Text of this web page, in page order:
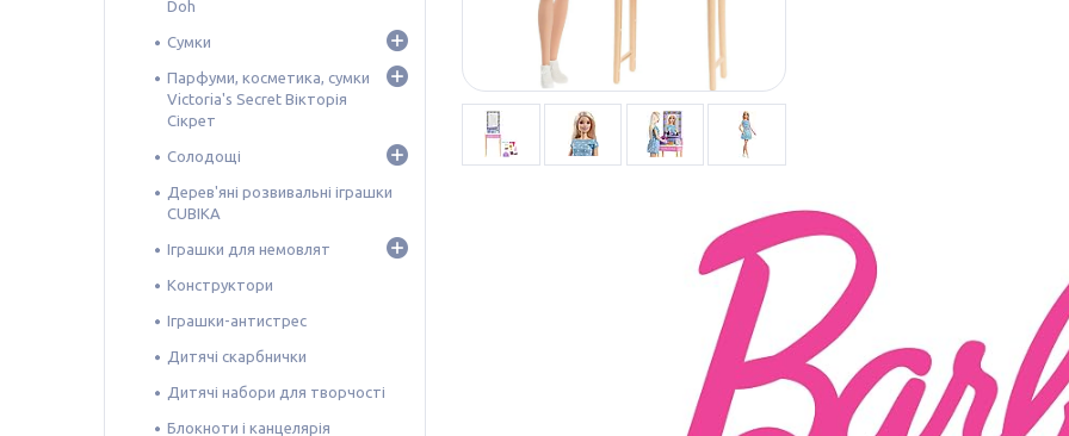
Doh
Сумки
Парфуми, косметика, сумки
Victoria's Secret Вікторія
Сікрет
Солодощі
Дерев'яні розвивальні іграшки
CUBIKA
Іграшки для немовлят
Конструктори
Іграшки-антистрес
Дитячі скарбнички
Дитячі набори для творчості
Блокноти і канцелярія